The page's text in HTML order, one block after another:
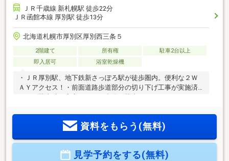
ＪＲ千歳線 新札幌駅 徒歩22分
ＪＲ函館本線 厚別駅 徒歩13分
北海道札幌市厚別区厚別西三条５
2階建て 所有権
駐車2台以上
即入居可
浴室乾燥機
・ＪＲ厚別駅、地下鉄新さっぽろ駅が徒歩圏内。便利な２Ｗ
ＡＹアクセス！・前面道路歩道部分の切り下げ工事が実施済
のあるデザイン・シューズインクローク・２４時間換気シス
テム・床下収納・トイレ２個所・ウォークインクローゼッ
ご見学希望は、お早めにお問い合わせください
資料をもらう(無料)
見学予約をする(無料)